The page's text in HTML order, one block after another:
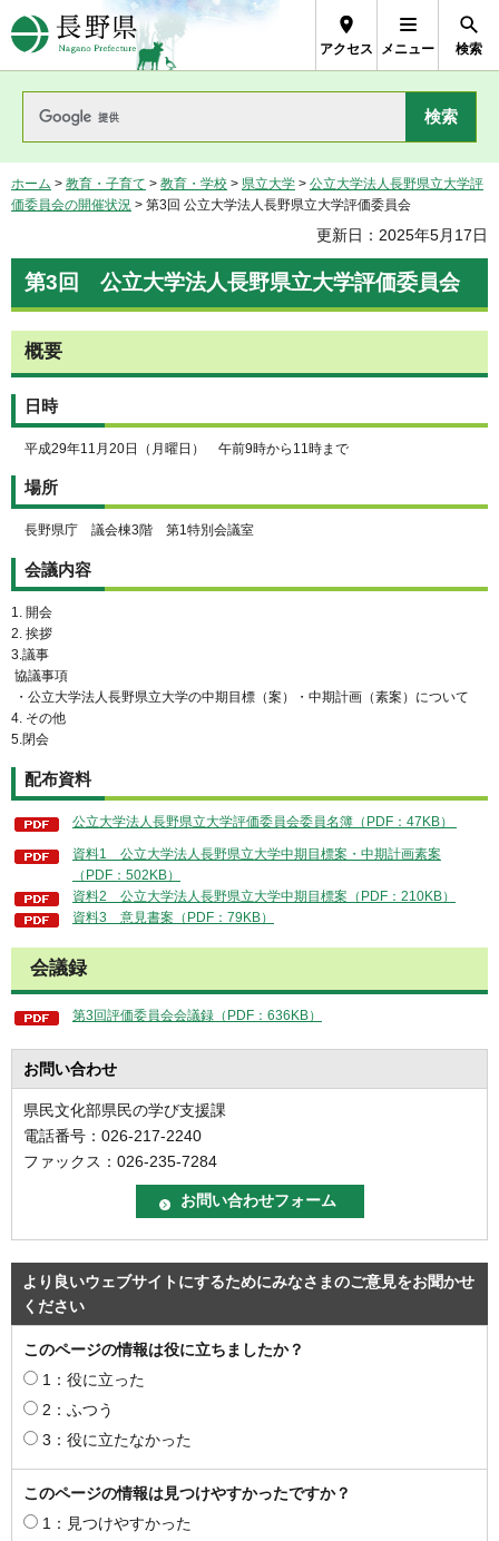
長野県Nagano Prefecture
アクセス メニュー 検索
ホーム > 教育・子育て > 教育・学校 > 県立大学 > 公立大学法人長野県立大学評
価委員会の開催状況 > 第3回 公立大学法人長野県立大学評価委員会
更新日：2025年5月17日
第3回 公立大学法人長野県立大学評価委員会
概要
日時
平成29年11月20日（月曜日） 午前9時から11時まで
場所
長野県庁 議会棟3階 第1特別会議室
会議内容
1. 開会
2. 挨拶
3.議事
協議事項
・公立大学法人長野県立大学の中期目標（案）・中期計画（素案）について
4. その他
5.閉会
配布資料
公立大学法人長野県立大学評価委員会委員名簿（PDF：47KB）
資料1 公立大学法人長野県立大学中期目標案・中期計画素案
（PDF：502KB）
資料2 公立大学法人長野県立大学中期目標案（PDF：210KB）
資料3 意見書案（PDF：79KB）
会議録
第3回評価委員会会議録（PDF：636KB）
お問い合わせ
県民文化部県民の学び支援課
電話番号：026-217-2240
ファックス：026-235-7284
より良いウェブサイトにするためにみなさまのご意見をお聞かせ
ください
このページの情報は役に立ちましたか？
1：役に立った
2：ふつう
3：役に立たなかった
このページの情報は見つけやすかったですか？
1：見つけやすかった